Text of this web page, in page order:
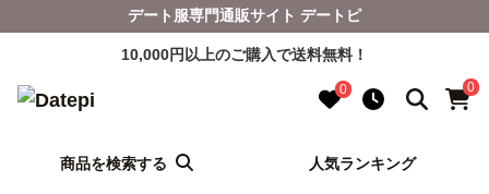
デート服専門通販サイト デートピ
10,000円以上のご購入で送料無料！
0 0
商品を検索する 人気ランキング